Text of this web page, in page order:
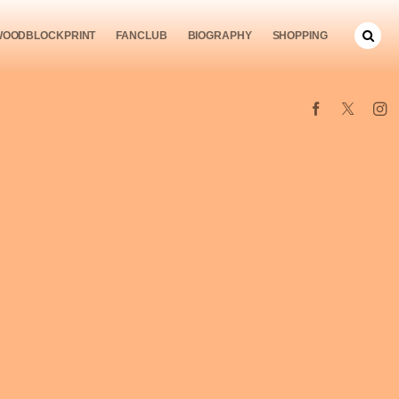
FANCLUB BIOGRAPHY SHOPPING